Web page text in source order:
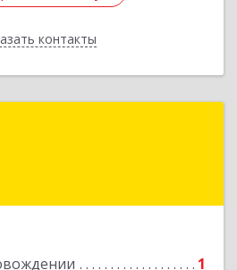
контакты
Назад
1
край, м.р-н Абинский,
Подробнее